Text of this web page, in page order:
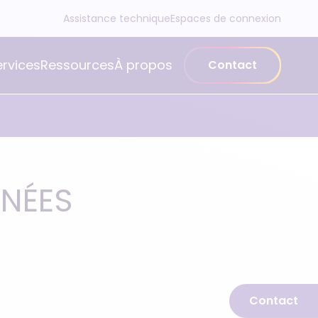
Assistance techniqueEspaces de connexion
RessourcesÀ propos Contact
Contact